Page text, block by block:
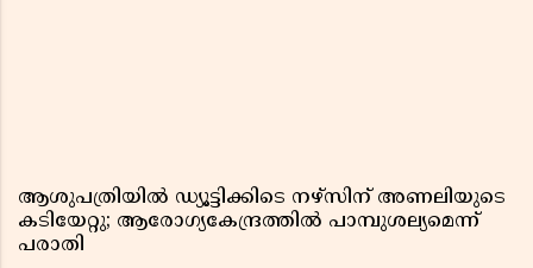
ആശുപത്രിയിൽ ഡ്യൂട്ടിക്കിടെ നഴ്സിന് അണലിയുടെ
കടിയേറ്റു; ആരോഗ്യകേന്ദ്രത്തിൽ പാമ്പുശല്യമെന്ന്
പരാതി